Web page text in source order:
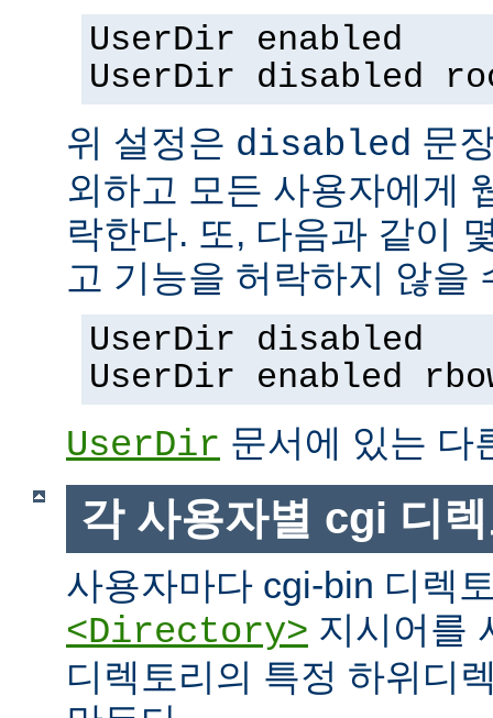
UserDir enabled
UserDir disabled
위 설정은 disabled 문
외하고 모든 사용자에게
락한다. 또, 다음과 같이
고 기능을 허락하지 않을
UserDir disabled
UserDir enabled
UserDir 문서에 있는 다
각 사용자별 cgi 디
사용자마다 cgi-bin 디렉
<Directory> 지시어를
디렉토리의 특정 하위디